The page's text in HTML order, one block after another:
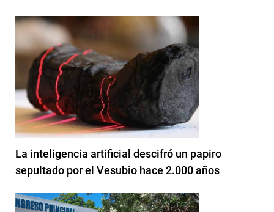
La inteligencia artificial descifró un papiro
sepultado por el Vesubio hace 2.000 años